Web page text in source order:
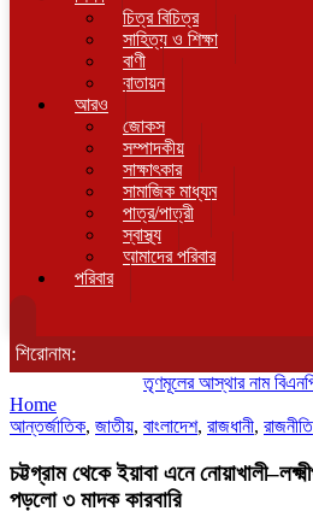
চিত্র বিচিত্র
সাহিত্য ও শিক্ষা
বাণী
বাতায়ন
আরও
জোকস
সম্পাদকীয়
সাক্ষাৎকার
সামাজিক মাধ্যম
পাত্র/পাত্রী
স্বাস্থ্য
আমাদের পরিবার
পরিবার
শিরোনাম:
তৃণমূলের আস্থার নাম বিএনপি নেতা
Home
আন্তর্জাতিক, জাতীয়, বাংলাদেশ, রাজধানী, রাজনীতি
চট্টগ্রাম থেকে ইয়াবা এনে
পড়লো ৩ মাদক কারবারি